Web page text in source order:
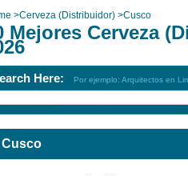
>Cerveza (Distribuidor) >Cusco
Mejores Cerveza
Here: Por ejemplo: Arquitectos en